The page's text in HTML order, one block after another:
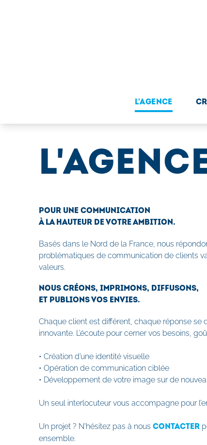
L'AGENCE
POUR UNE COMMUNICATION
À LA HAUTEUR DE VOTRE AMBITION.
Basés dans le Nord de la France, nous
problématiques de communication de clients
valeurs.
NOUS CRÉONS, IMPRIMONS, DIFFUSONS,
ET PUBLIONSVOS ENVIES.
Chaque client est différent, chaque réponse se
innovante. L’écoute pour cerner vos besoins,
• Création d’une identité visuelle
• Opération de communication ciblée
• Développement de votre image sur de
Un seul interlocuteur vous accompagne pour
Un projet ? N'hésitez pas à nous CONTACTER
ensemble.